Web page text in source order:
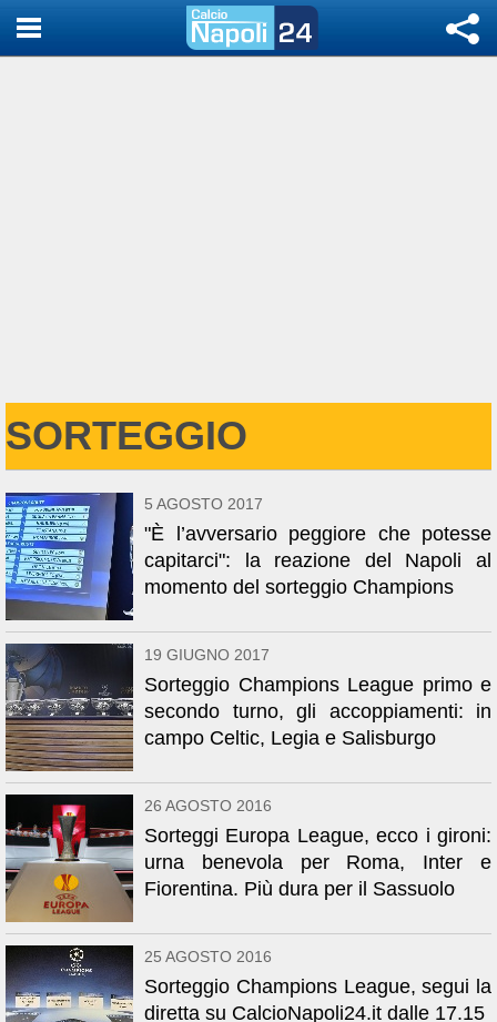
SORTEGGIO
5 AGOSTO 2017
"È l’avversario peggiore che potesse
capitarci": la reazione del Napoli al
momento del sorteggio Champions
19 GIUGNO 2017
Sorteggio Champions League primo e
secondo turno, gli accoppiamenti: in
campo Celtic, Legia e Salisburgo
26 AGOSTO 2016
Sorteggi Europa League, ecco i gironi:
urna benevola per Roma, Inter e
Fiorentina. Più dura per il Sassuolo
25 AGOSTO 2016
Sorteggio Champions League, segui la
diretta su CalcioNapoli24.it dalle 17.15